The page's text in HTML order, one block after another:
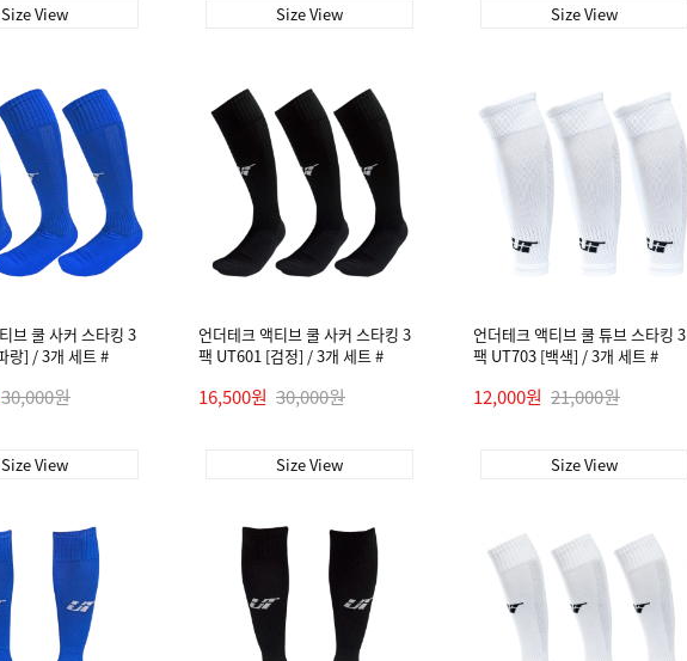
Size View Size View Size View
브 쿨 사커 스타킹 3
랑] / 3개 세트 #
30,000원
Size View
언더테크 액티브 쿨 사커 스타킹 3
팩 UT601 [검정] / 3개 세트 #
16,500원 30,000원
Size View
언더테크 액티브 쿨 튜브 스타킹 3
팩 UT703 [백색] / 3개 세트 #
12,000원 21,000원
Size View